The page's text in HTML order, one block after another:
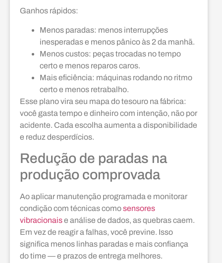
Ganhos rápidos:
Menos paradas: menos interrupções
inesperadas e menos pânico às 2 da manhã.
Menos custos: peças trocadas no tempo
certo e menos reparos caros.
Mais eficiência: máquinas rodando no ritmo
certo e menos retrabalho.
Esse plano vira seu mapa do tesouro na fábrica:
você gasta tempo e dinheiro com intenção, não por
acidente. Cada escolha aumenta a disponibilidade
e reduz desperdícios.
Redução de paradas na
produção comprovada
Ao aplicar manutenção programada e monitorar
condição com técnicas comosensores
vibracionaise análise de dados, as quebras caem.
Em vez de reagir a falhas, você previne. Isso
significa menos linhas paradas e mais confiança
do time — e prazos de entrega melhores.